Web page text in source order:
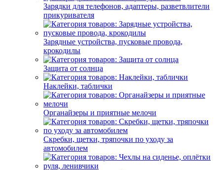
Зарядки для телефонов, адаптеры, разветвлители
прикуривателя
Зарядные устройства, пусковые провода,
крокодилы
Защита от солнца
Наклейки, таблички
Органайзеры и приятные мелочи
Скребки, щетки, тряпочки по уходу за
автомобилем